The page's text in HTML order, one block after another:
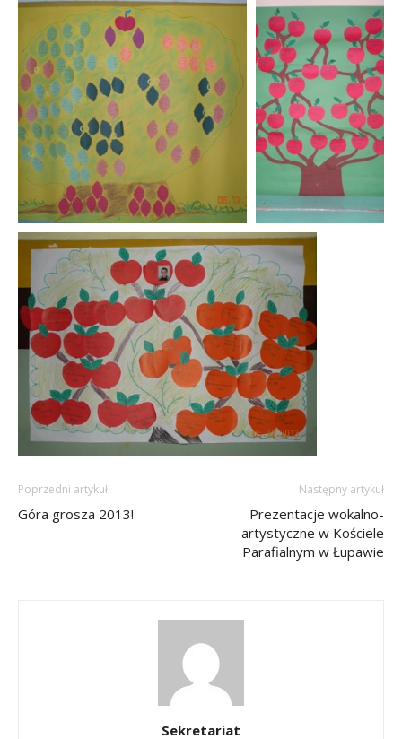
Poprzedni artykuł
Góra grosza 2013!
Następny artykuł
Prezentacje wokalno-
artystyczne w Kościele
Parafialnym w Łupawie
Sekretariat